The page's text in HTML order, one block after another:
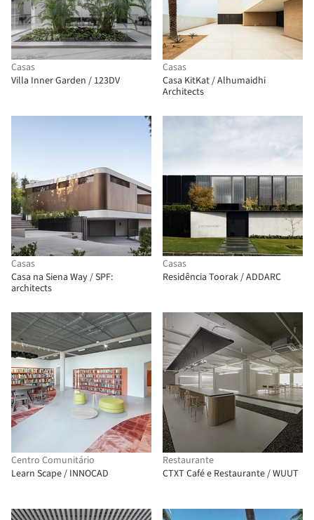
Casas
Villa Inner Garden / 123DV
Casas
Casa KitKat / Alhumaidhi
Architects
Casas
Casa na Siena Way / SPF:
architects
Casas
Residência Toorak / ADDARC
Centro Comunitário
Learn Scape / INNOCAD
Restaurante
CTXT Café e Restaurante / WUUT